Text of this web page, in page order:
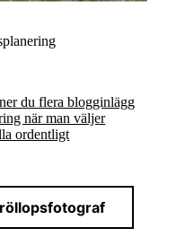
du flera blogginlägg
när man väljer
ordentligt